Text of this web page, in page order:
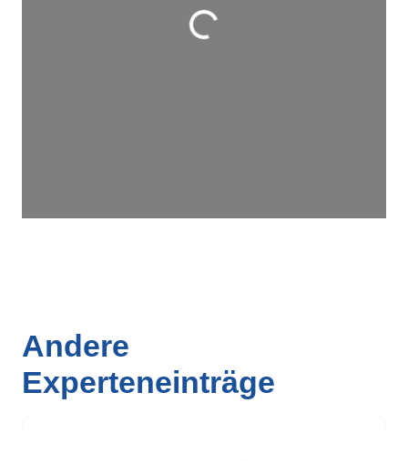
Wird geladen …
Andere
Experteneinträge